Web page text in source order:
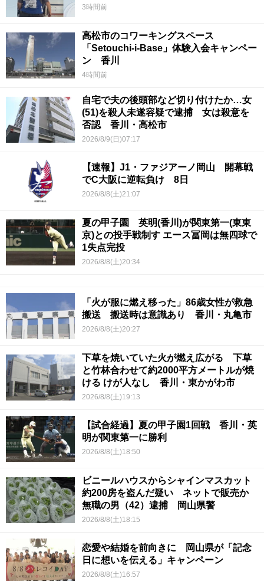
3時間前
高松市のコワーキングスペース
「Setouchi-i-Base」体験入会キャンペー
ン 香川
4時間前
自宅で夫の後頭部など切り付けたか…女
(51)を殺人未遂容疑で逮捕 女は殺意を
否認 香川・高松市
2026/8/9(日)07:17
【速報】J1・ファジアーノ岡山 開幕戦
でC大阪に逆転負け 8日
2026/8/8(土)21:07
夏の甲子園 英明(香川)が関東第一(東東
京)との投手戦制す エース冨岡は無四球で
1失点完投
2026/8/8(土)20:34
「火が服に燃え移った」86歳女性が救急
搬送 搬送時は意識あり 香川・丸亀市
2026/8/8(土)20:27
下草を焼いていた火が燃え広がる 下草
と竹林合わせて約2000平方メートルが焼
ける けが人なし 香川・東かがわ市
2026/8/8(土)19:13
【試合経過】夏の甲子園1回戦 香川・英
明が関東第一に勝利
2026/8/8(土)18:50
ビニールハウスからシャインマスカット
約200房を盗んだ疑い ネットで販売か
無職の男（42）逮捕 岡山県警
2026/8/8(土)18:15
恋愛や結婚を前向きに 岡山県が「記念
日に想いを伝える」キャンペーン
2026/8/8(土)16:57